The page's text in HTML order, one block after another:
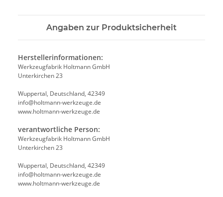
Angaben zur Produktsicherheit
Herstellerinformationen:
Werkzeugfabrik Holtmann GmbH
Unterkirchen 23
Wuppertal, Deutschland, 42349
info@holtmann-werkzeuge.de
www.holtmann-werkzeuge.de
verantwortliche Person:
Werkzeugfabrik Holtmann GmbH
Unterkirchen 23
Wuppertal, Deutschland, 42349
info@holtmann-werkzeuge.de
www.holtmann-werkzeuge.de